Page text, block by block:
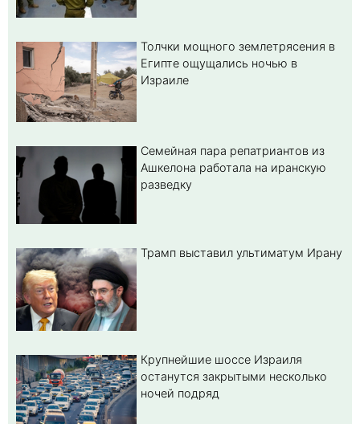
Толчки мощного землетрясения в
Египте ощущались ночью в
Израиле
Семейная пара репатриантов из
Ашкелона работала на иранскую
разведку
Трамп выставил ультиматум Ирану
Крупнейшие шоссе Израиля
останутся закрытыми несколько
ночей подряд